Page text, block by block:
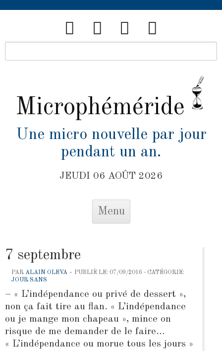
Microphéméride
Une micro nouvelle par jour
pendant un an.
JEUDI 06 AOÛT 2026
Menu
7 septembre
PAR ALAIN OLEVA - PUBLIÈ LE: 07/09/2016 - CATÉGORIE:
JOUR SANS
– « L’indépendance ou privé de dessert »,
non ça fait tire au flan. « L’indépendance
ou je mange mon chapeau », mince on
risque de me demander de le faire…
« L’indépendance ou morue tous les jours »